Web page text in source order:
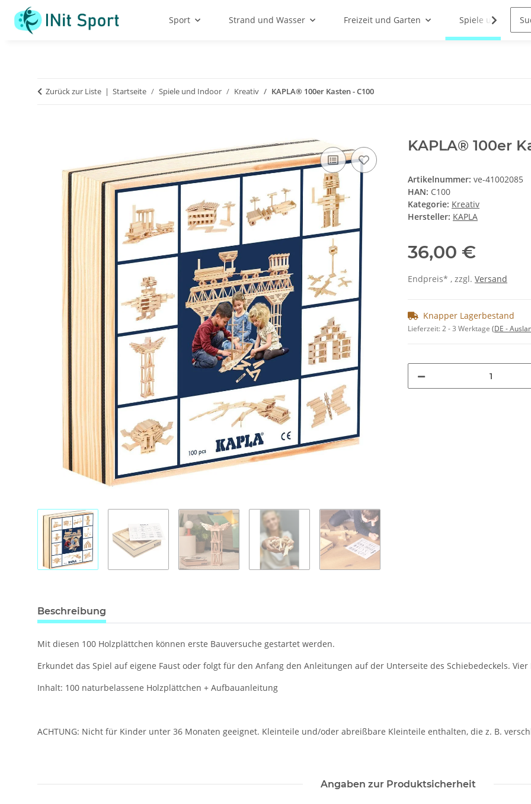
Sport Strand und Wasser Freizeit und Garten Spiele und Indoor
Zurück zur Liste Startseite Spiele und Indoor Kreativ KAPLA® 100er Kasten - C100
KAPLA® 100er
Artikelnummer: ve-41002085
HAN: C100
Kategorie: Kreativ
Hersteller: KAPLA
36,00 €
Endpreis* , zzgl. Versand
Knapper Lagerbestand
Lieferzeit:2 - 3 Werktage (DE -
Beschreibung
Mit diesen 100 Holzplättchen können erste Bauversuche gestartet werden.
Erkundet das Spiel auf eigene Faust oder folgt für den Anfang den Anleitungen auf der Unterseite des Schiebedeckels.
Inhalt: 100 naturbelassene Holzplättchen + Aufbauanleitung
ACHTUNG: Nicht für Kinder unter 36 Monaten geeignet. Kleinteile und/oder abreißbare Kleinteile enthalten, die z. B.
Angaben zur Produktsicherheit